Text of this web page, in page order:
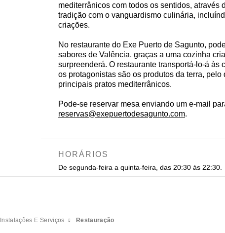
mediterrânicos com todos os sentidos, através
tradição com o vanguardismo culinária,
criações.
No restaurante do Exe Puerto de Sagunto,
sabores de Valência, graças a uma cozinha
surpreenderá. O restaurante transportá-lo-á às
os protagonistas são os produtos da terra,
principais pratos mediterrânicos.
Pode-se reservar mesa enviando um e-mail
reservas@exepuertodesagunto.com.
HORÁRIOS
De segunda-feira a quinta-feira, das 20:30 às 22:30.
Instalações E Serviços Restauração